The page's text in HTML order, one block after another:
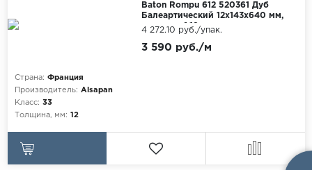
Pergo
Baton Rompu 612 520361 Дуб
Балеартический 12x143x640 мм,
упаковка 1.19 м
Страна: Франция
Производитель: Alsapan
Класс: 33
Толщина, мм: 12
3 590 руб./м
4 272.10 руб./упак.